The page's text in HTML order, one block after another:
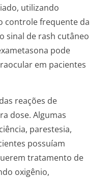
utilizando
controle frequente da
sinal de rash cutâneo
pode
em pacientes
reações de
dose. Algumas
parestesia,
possuíam
tratamento de
oxigênio,